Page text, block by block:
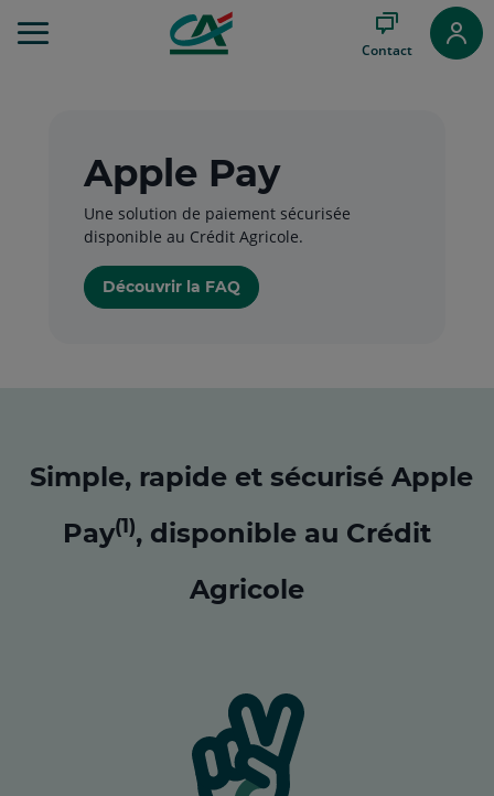
au
Contact
Apple Pay
Une solution de paiement sécurisée
disponible au Crédit Agricole.
Découvrir la FAQ
Simple, rapide et sécurisé Apple
Pay(1), disponible au Crédit
Agricole